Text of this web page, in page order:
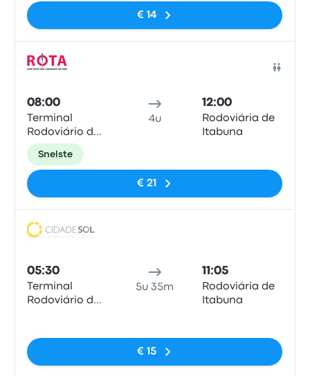
€ 14
08:00
Terminal
Rodoviário de
Vitória da
Conquista
4u
12:00
Rodoviária de
Itabuna
Snelste
€ 21
05:30
Terminal
Rodoviário de
5u 35m
11:05
Rodoviária de
Itabuna
€ 15